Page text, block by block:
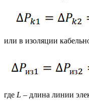
или в изоляции
где L – длина линии